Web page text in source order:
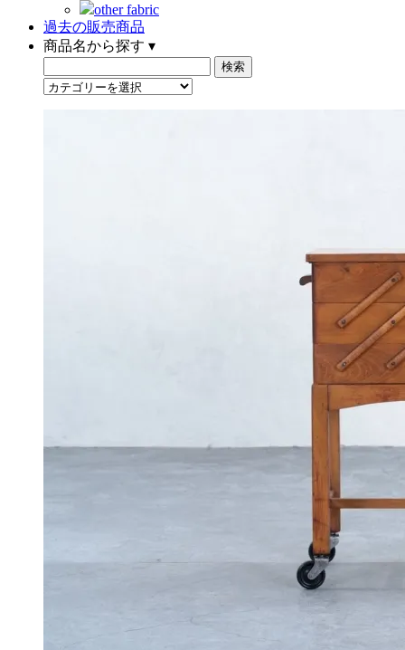
other fabric
過去の販売商品
商品名から探す ▾